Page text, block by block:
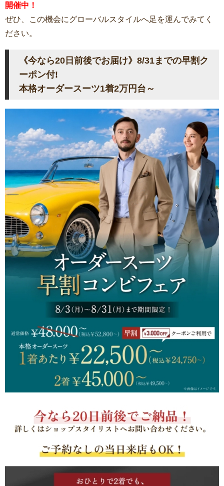
開催中 ！
ぜひ、この機会にグローバルスタイルへ足を運んでみてく
ださい。
《今なら20日前後でお届け》8/31までの早割ク
ーポン付!
本格オーダースーツ1着2万円台～